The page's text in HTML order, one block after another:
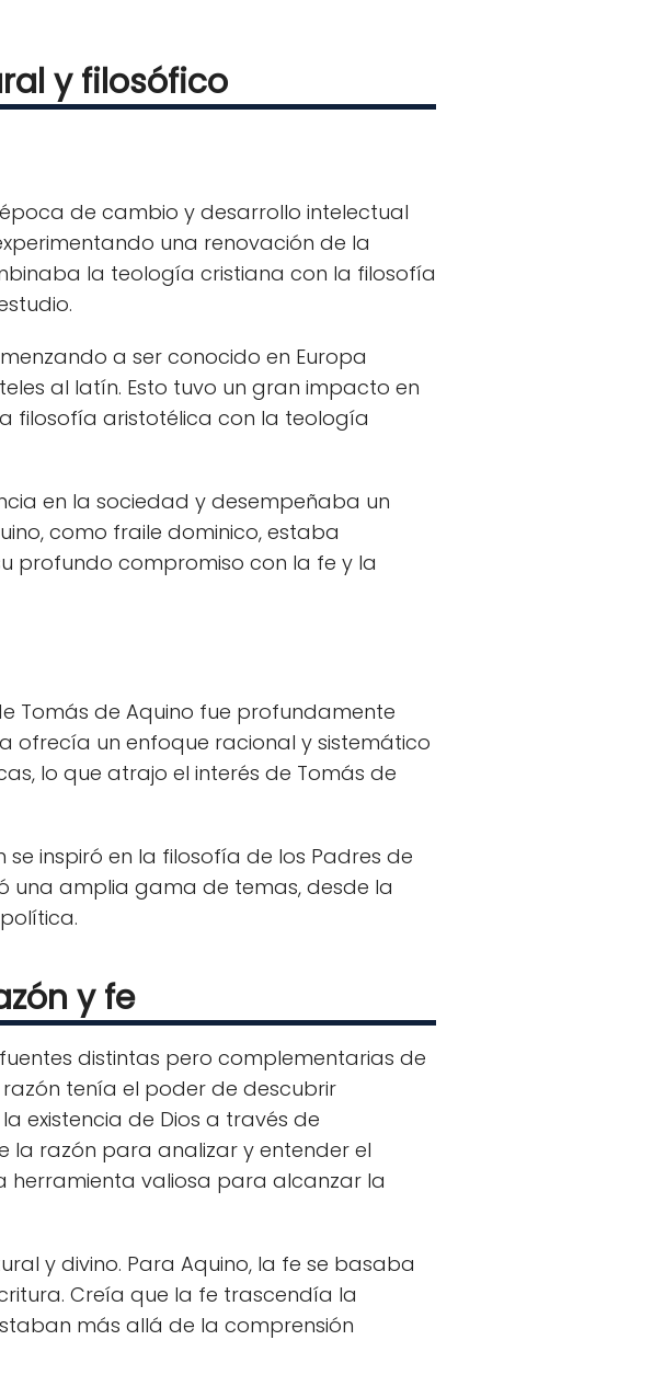
y filosófico
de cambio y desarrollo intelectual
una renovación de la
la teología cristiana con la filosofía
a ser conocido en Europa
al latín. Esto tuvo un gran impacto en
filosofía aristotélica con la teología
en la sociedad y desempeñaba un
como fraile dominico, estaba
profundo compromiso con la fe y la
Tomás de Aquino fue profundamente
ofrecía un enfoque racional y sistemático
lo que atrajo el interés de Tomás de
inspiró en la filosofía de los Padres de
una amplia gama de temas, desde la
y fe
distintas pero complementarias de
tenía el poder de descubrir
existencia de Dios a través de
la razón para analizar y entender el
herramienta valiosa para alcanzar la
y divino. Para Aquino, la fe se basaba
Creía que la fe trascendía la
más allá de la comprensión